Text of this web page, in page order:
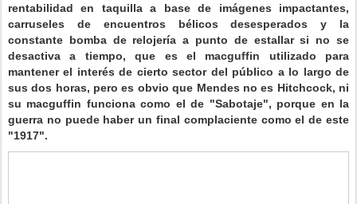
rentabilidad en taquilla a base de imágenes impactantes,
carruseles de encuentros bélicos desesperados y la
constante bomba de relojería a punto de estallar si no se
desactiva a tiempo, que es el macguffin utilizado para
mantener el interés de cierto sector del público a lo largo de
sus dos horas, pero es obvio que Mendes no es Hitchcock, ni
su macguffin funciona como el de "Sabotaje", porque en la
guerra no puede haber un final complaciente como el de este
"1917".